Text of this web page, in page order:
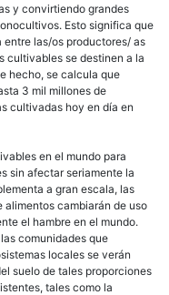
y convirtiendo grandes
Esto significa que
entre las/os productores/ as
cultivables se destinen a la
hecho, se calcula que
3 mil millones de
cultivadas hoy en día en
en el mundo para
sin afectar seriamente la
a gran escala, las
cambiarán de uso
el hambre en el mundo.
comunidades que
locales se verán
suelo de tales proporciones
tales como la